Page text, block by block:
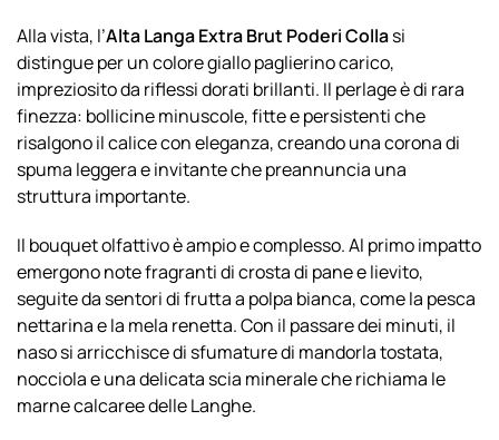
Alla vista, l’Alta Langa Extra Brut Poderi Collasi
distingue per un colore giallo paglierino carico,
impreziosito da riflessi dorati brillanti. Il perlage è di rara
finezza: bollicine minuscole, fitte e persistenti che
risalgono il calice con eleganza, creando una corona di
spuma leggera e invitante che preannuncia una
struttura importante.
Il bouquet olfattivo è ampio e complesso. Al primo impatto
emergono note fragranti di crosta di pane e lievito,
seguite da sentori di frutta a polpa bianca, come la pesca
nettarina e la mela renetta. Con il passare dei minuti, il
naso si arricchisce di sfumature di mandorla tostata,
nocciola e una delicata scia minerale che richiama le
marne calcaree delle Langhe.